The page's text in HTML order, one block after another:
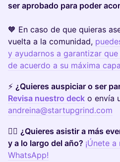
ser aprobado para poder
🧡 En caso de que quieras
vuelta a la comunidad,
y ayudarnos a garantizar
de acuerdo a su máxima
⚡ ¿Quieres auspiciar o ser
Revisa nuestro deck o envía
andreina@startupgrind.com
👉🏽 ¿Quieres asistir a más
y a lo largo del año? ¡Únete
WhatsApp!